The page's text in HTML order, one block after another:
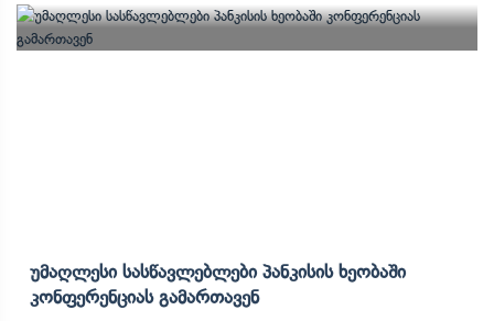
Უმაღლესი Სასწავლებლები Პანკისის Ხეობაში
Კონფერენციას Გამართავენ